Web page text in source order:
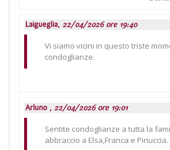
Laigueglia, 22/04/2026 ore 19:40
Vi siamo vicini in questo triste
condoglianze.
Arluno , 22/04/2026 ore 19:01
Sentite condoglianze a tutta la
abbraccio a Elsa,Franca e